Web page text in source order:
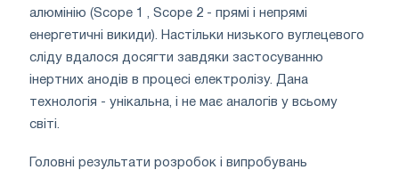
алюмінію (Scope 1 , Scope 2 - прямі і непрямі
енергетичні викиди). Настільки низького вуглецевого
сліду вдалося досягти завдяки застосуванню
інертних анодів в процесі електролізу. Дана
технологія - унікальна, і не має аналогів у всьому
світі.
Головні результати розробок і випробувань